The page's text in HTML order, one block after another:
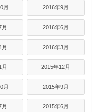
月 2016年9月
月 2016年6月
月 2016年3月
月 2015年12月
月 2015年9月
月 2015年6月